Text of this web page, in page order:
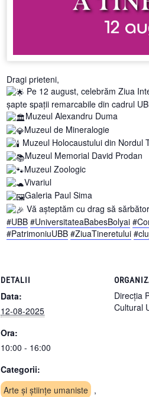
Dragi prieteni,
Pe 12 august, celebrăm Ziua
șapte spații remarcabile din cadrul
Muzeul Alexandru Duma
Muzeul de Mineralogie
Muzeul Holocaustului din Nordul
Muzeul Memorial David Prodan
Muzeul Zoologic
Vivariul
Galeria Paul Sima
Vă așteptăm cu drag să
#UBB #UniversitateaBabesBolyai
#PatrimoniuUBB #ZiuaTineretului
DETALII
Data:
12-08-2025
Ora:
10:00 - 16:00
Categorii:
Arte și științe umaniste ,
Direcția
Cultural